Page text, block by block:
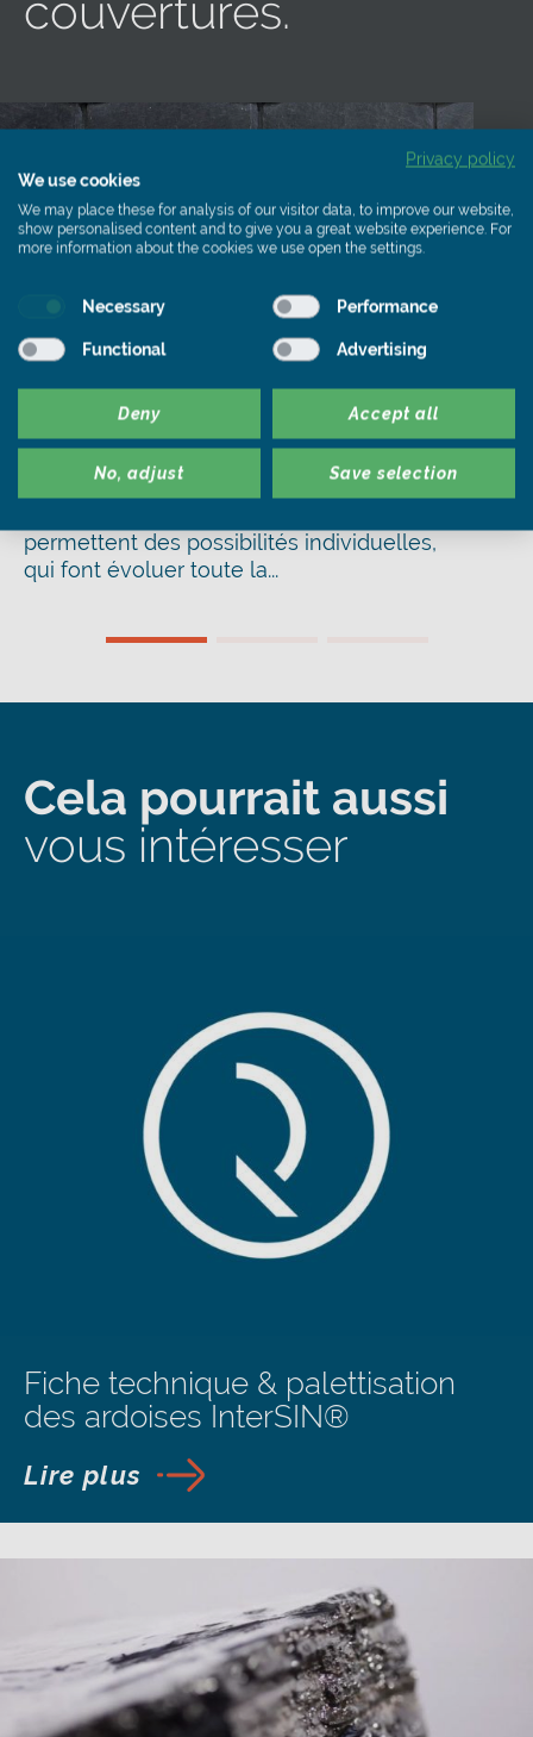
Couverture des toits et des façades,Revêtement de la façade
La couverture décorative en
coquettes
permettent des possibilités individuelles,
qui font évoluer toute la...
Cela pourrait aussi
vous intéresser
Fiche technique & palettisation
des ardoises InterSIN®
Lire plus
Privacy policy
We use cookies
We may place these for analysis of our visitor data, to improve our website,
show personalised content and to give you a great website experience. For
more information about the cookies we use open the settings.
Necessary Performance
Functional Advertising
Deny Accept all
No, adjust Save selection